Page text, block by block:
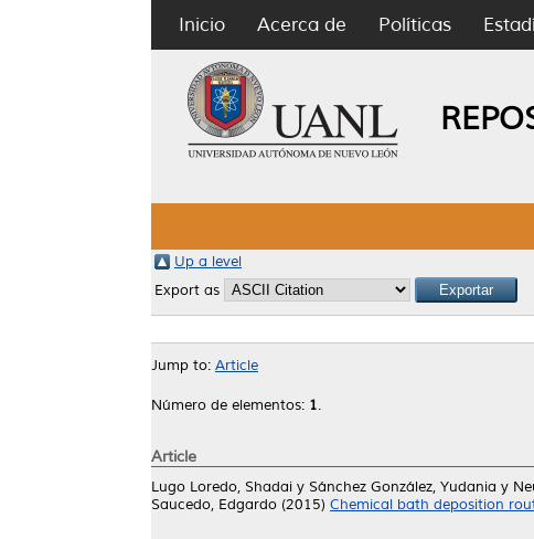
Inicio Acerca de Políticas
Up a level
Export as
Jump to: Article
Número de elementos: 1.
Article
Lugo Loredo, Shadai y Sánchez González, Yudania y
Saucedo, Edgardo (2015) Chemical bath deposition